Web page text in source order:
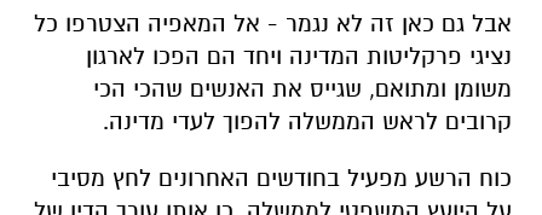
אבל גם כאן זה לא נגמר - אל המאפיה הצטרפו כל
נציגי פרקליטות המדינה ויחד הם הפכו לארגון
משומן ומתואם, שגייס את האנשים שהכי הכי
קרובים לראש הממשלה להפוך לעדי מדינה.
כוח הרשע מפעיל בחודשים האחרונים לחץ מסיבי